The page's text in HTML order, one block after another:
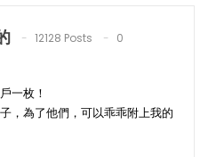
12128 Posts
0
一枚！
，為了他們，可以乖乖附上我的